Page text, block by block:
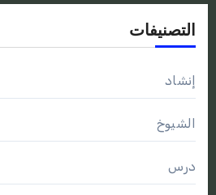
التصنيفات
إنشاد
الشيوخ
درس